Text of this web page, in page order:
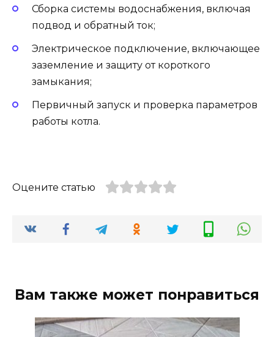
Сборка системы водоснабжения, включая
подвод и обратный ток;
Электрическое подключение, включающее
заземление и защиту от короткого
замыкания;
Первичный запуск и проверка параметров
работы котла.
Оцените статью
Вам также может понравиться